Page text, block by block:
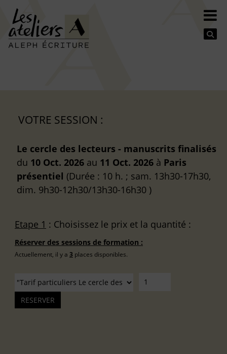
VOTRE SESSION :
Le cercle des lecteurs - manuscrits finalisés
du 10 Oct. 2026 au 11 Oct. 2026 à Paris
présentiel (Durée : 10 h. ; sam. 13h30-17h30,
dim. 9h30-12h30/13h30-16h30 )
Etape 1 : Choisissez le prix et la quantité :
Réserver des sessions de formation :
Actuellement, il y a 3 places disponibles.